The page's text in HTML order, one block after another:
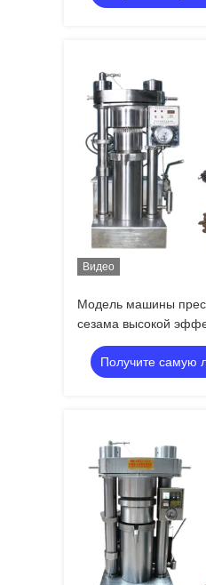
Видео
Модель машины
сезама высокой
гидравлическая
Получите самую